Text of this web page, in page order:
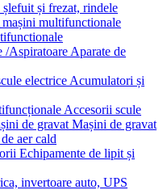
și frezat, rindele
Aparate de
Acumulatori și
Accesorii scule
Mașini de gravat
aer cald
Echipamente de lipit și
invertoare auto, UPS